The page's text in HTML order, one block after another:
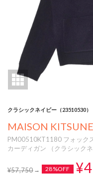
クラシックネイビー（23510530）
MAISON KITSUNE
PM00510KT1180 フォック
カーディガン （クラシックネ
¥57,750 28%OFF